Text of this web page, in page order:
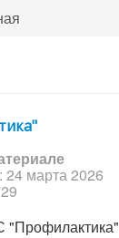
24 марта 2026